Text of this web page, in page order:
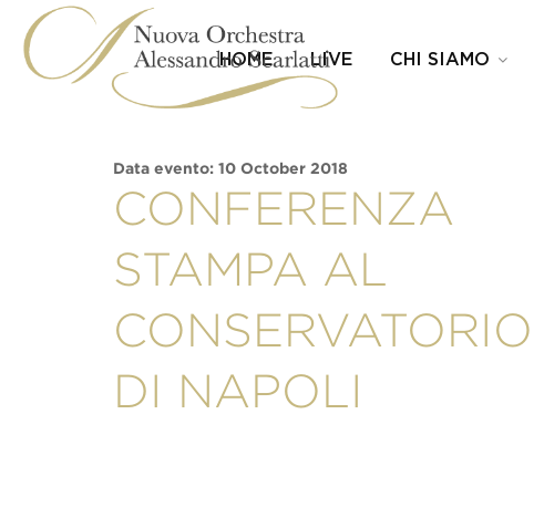
content
HOME LIVE CHI SIAMO
Data evento: 10 October 2018
CONFERENZA
STAMPA AL
CONSERVATORIO
DI NAPOLI